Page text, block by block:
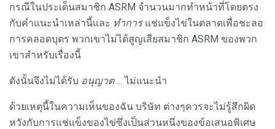
กรณีในประเด็นสมาชิก ASRM จำนวนมากทำหน้าที่โดยตรง
กับคำแนะนำเหล่านี้และ ทำการแช่แข็งไข่ในตลาดเพื่อชะลอ
การคลอดบุตร พวกเขาไม่ได้สูญเสียสมาชิก ASRM ของพวก
เขาสำหรับเรื่องนี้
ดังนั้นจึงไม่ได้รับ อนุญาต... ไม่แนะนำ
ด้วยเหตุนี้ในความเห็นของฉัน บริษัท ต่างๆควรจะไม่รู้สึกผิด
หวังกับการแช่แข็งของไข่ซึ่งเป็นส่วนหนึ่งของข้อเสนอพิเศษ